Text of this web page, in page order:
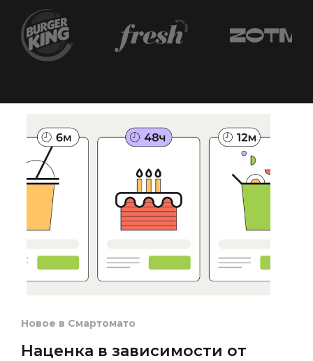
Новое в Смартомато
Наценка в зависимости от